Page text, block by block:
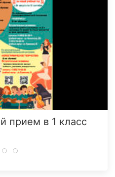
прием в 1 класс